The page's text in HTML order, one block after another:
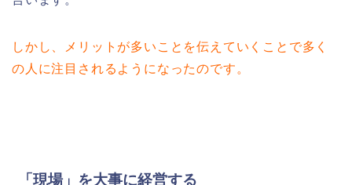
しかし、メリットが多いことを伝えていくことで多く
の人に注目されるようになったのです。
「現場」を大事に経営する